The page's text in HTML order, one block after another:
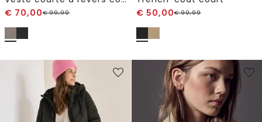
€ 70,00€99,99
€ 50,00€99,99